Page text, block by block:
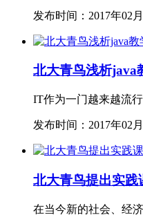
发布时间：2017年02
北大青鸟浅析java
IT作为一门越来越流
发布时间：2017年02
北大青鸟提出实践
在当今新的社会、经